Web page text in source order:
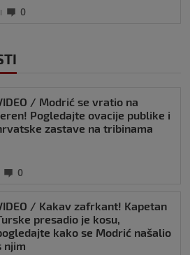
0
/ Modrić se vratio na
Pogledajte ovacije publike i
zastave na tribinama
0
/ Kakav zafrkant! Kapetan
presadio je kosu,
kako se Modrić našalio
njim